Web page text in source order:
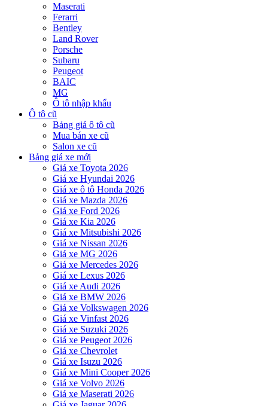
Maserati
Ferarri
Bentley
Land Rover
Porsche
Subaru
Peugeot
BAIC
MG
Ô tô nhập khẩu
Ô tô cũ
Bảng giá ô tô cũ
Mua bán xe cũ
Salon xe cũ
Bảng giá xe mới
Giá xe Toyota 2026
Giá xe Hyundai 2026
Giá xe ô tô Honda 2026
Giá xe Mazda 2026
Giá xe Ford 2026
Giá xe Kia 2026
Giá xe Mitsubishi 2026
Giá xe Nissan 2026
Giá xe MG 2026
Giá xe Mercedes 2026
Giá xe Lexus 2026
Giá xe Audi 2026
Giá xe BMW 2026
Giá xe Volkswagen 2026
Giá xe Vinfast 2026
Giá xe Suzuki 2026
Giá xe Peugeot 2026
Giá xe Chevrolet
Giá xe Isuzu 2026
Giá xe Mini Cooper 2026
Giá xe Volvo 2026
Giá xe Maserati 2026